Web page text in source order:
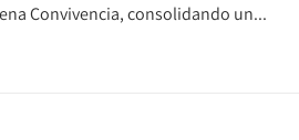
Convivencia, consolidando un...